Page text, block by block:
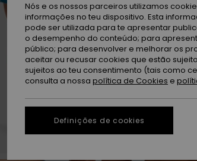
Nós e os nossos parceiros utilizamos
informações no teu dispositivo. Esta
pode ser utilizada para te apresentar
o desempenho do conteúdo; para
público; para desenvolver e melhorar os
aceitar ou recusar cookies que estão
sujeitos ao teu consentimento (tais como
consulta a nossa política de Cookies e
Definições de cookies